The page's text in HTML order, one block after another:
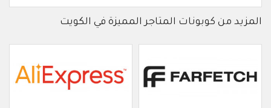
المزيد من كوبونات المتاجر المميزة في الكويت